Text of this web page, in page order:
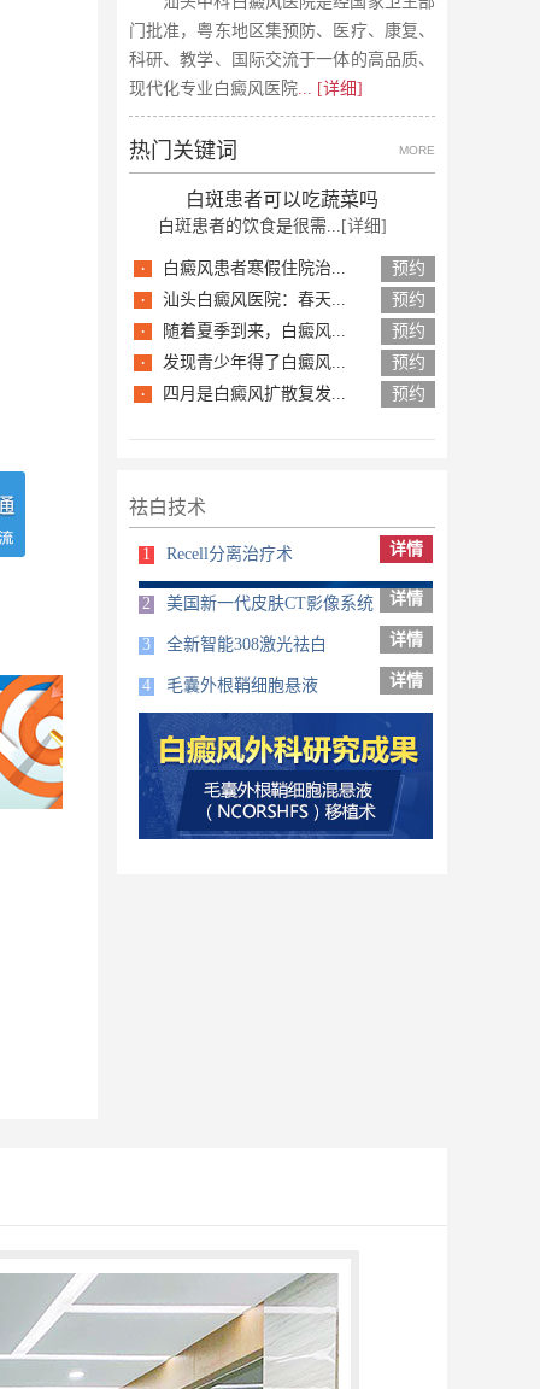
门批准，粤东地区集预防、医疗、康复、
科研、教学、国际交流于一体的高品质、
现代化专业白癜风医院... [详细]
热门关键词 MORE
白斑患者可以吃蔬菜吗
白斑患者的饮食是很需... [详细]
· 白癜风患者寒假住院治... 预约
· 汕头白癜风医院：春天... 预约
· 随着夏季到来，白癜风... 预约
· 发现青少年得了白癜风... 预约
· 四月是白癜风扩散复发... 预约
祛白技术
1 Recell分离治疗术 详情
美国新一代皮肤CT影像系统 详情
3 全新智能308激光祛白 详情
毛囊外根鞘细胞悬液 详情